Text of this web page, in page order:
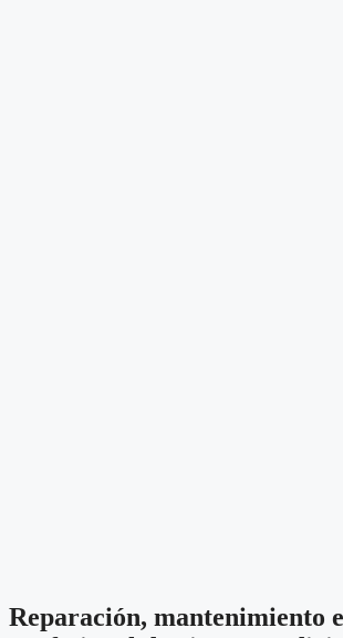
Reparación, mantenimiento